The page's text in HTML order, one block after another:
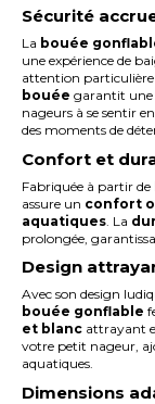
Sécurité
La bouée
une expérience de
attention particulière
bouéegarantit
nageurs à se sentir
des moments de
Confort et
Fabriquée à partir de
assure un confort
aquatiques . La
prolongée,
Design
Avec son design
bouée gonflable
et blanc attrayant
votre petit nageur,
aquatiques.
Dimensions